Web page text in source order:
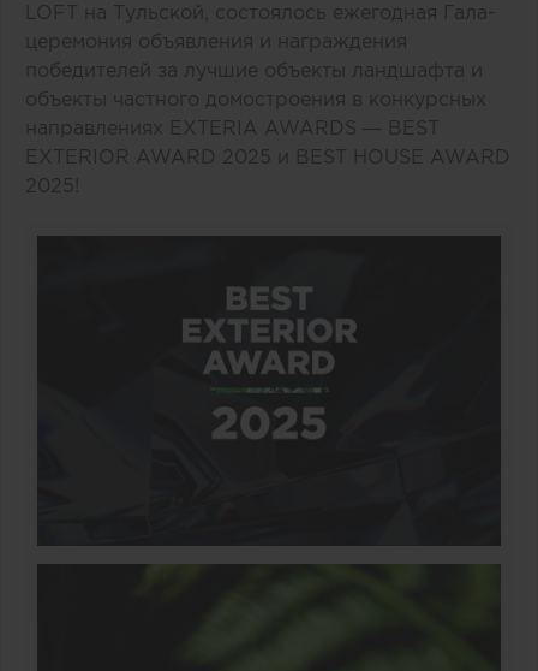
LOFT на Тульской, состоялось ежегодная Гала-
церемония объявления и награждения
победителей за лучшие объекты ландшафта и
объекты частного домостроения в конкурсных
направлениях EXTERIA AWARDS — BEST
EXTERIOR AWARD 2025 и BEST HOUSE AWARD
2025!